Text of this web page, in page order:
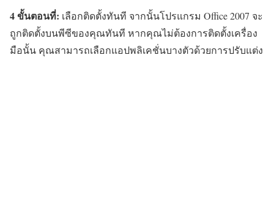
4 ขั้นตอนที่: เลือกติดตั้งทันที จากนั้นโปรแกรม Office 2007 จะ
ถูกติดตั้งบนพีซีของคุณทันที หากคุณไม่ต้องการติดตั้งเครื่อง
มือนั้น คุณสามารถเลือกแอปพลิเคชั่นบางตัวด้วยการปรับแต่ง